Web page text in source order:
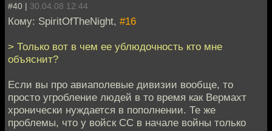
#40 | 30.04.08 12:44
Кому: SpiritOfTheNight, #16
> Только вот в чем ее ублюдочность кто мне
объяснит?
Если вы про авиаполевые дивизии вообще, то
просто угробление людей в то время как Вермахт
хронически нуждается в пополнении. Те же
проблемы, что у войск СС в начале войны только